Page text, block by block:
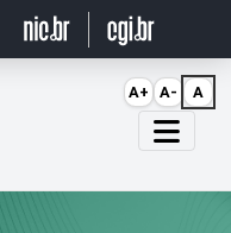
A+ A- A